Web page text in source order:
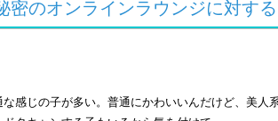
急上昇中！
な女性とセレブな男性が集まる、秘密の
ングアプリとは異なり、選ばれた人だけ
密のオンラインラウンジに対す
感じの子が多い。普通にかわいいんだけど、美人